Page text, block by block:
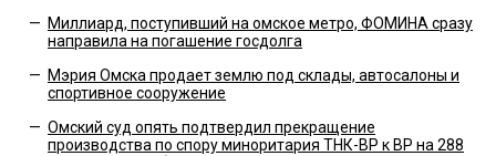
— Миллиард, поступивший на омское метро, ФОМИНА сразу
направила на погашение госдолга
— Мэрия Омска продает землю под склады, автосалоны и
спортивное сооружение
— Омский суд опять подтвердил прекращение
производства по спору миноритария ТНК-BP к ВР на 288